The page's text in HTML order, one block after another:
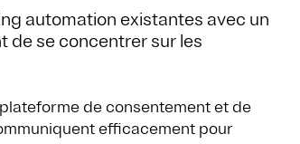
automation existantes avec un
de se concentrer sur les
de consentement et de
efficacement pour